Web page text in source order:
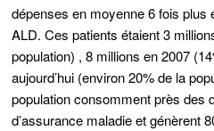
dépenses en moyenne 6 fois plus
ALD. Ces patients étaient 3
population) , 8 millions en 2007
aujourd’hui (environ 20% de la
population consomment près des
d’assurance maladie et génèrent